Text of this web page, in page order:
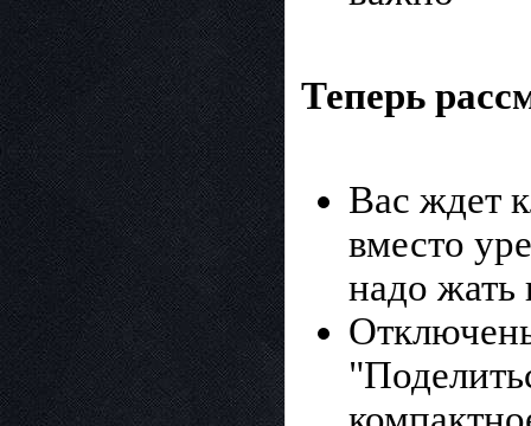
Теперь
Вас ждет
вместо
надо жать